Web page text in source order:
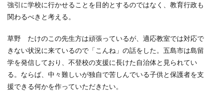
強引に学校に行かせることを目的とするのではなく、教育行政も
関わるべきと考える。
草野 たけのこの先生方は頑張っているが、適応教室では対応で
きない状況に来ているので「こんね」の話をした。五島市は島留
学を発信しており、不登校の支援に長けた自治体と見られてい
る。ならば、中々難しいが独自で苦しんでいる子供と保護者を支
援できる何かを作っていただきたい。